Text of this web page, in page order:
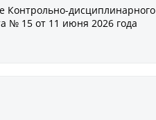
Контрольно-дисциплинарного
№ 15 от 11 июня 2026 года